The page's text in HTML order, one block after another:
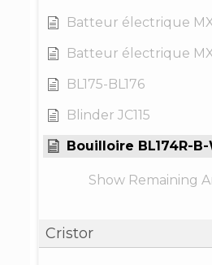
Batteur électrique
Batteur électrique
BL175-BL176
Blinder JC115
Bouilloire BL174R-B-
Show Remaining
Cristor